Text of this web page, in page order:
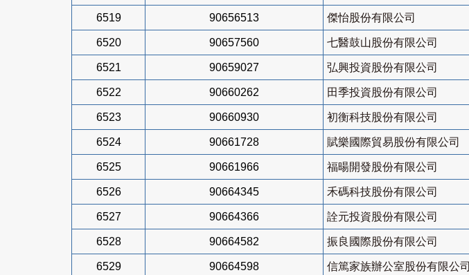
6519 90656513 傑怡股份有限公司
6520 90657560 七醫鼓山股份有限公司
6521 90659027 弘興投資股份有限公司
6522 90660262 田季投資股份有限公司
6523 90660930 初衡科技股份有限公司
6524 90661728 賦樂國際貿易股份有限公司
6525 90661966 福暘開發股份有限公司
6526 90664345 禾碼科技股份有限公司
6527 90664366 詮元投資股份有限公司
6528 90664582 振良國際股份有限公司
6529 90664598 信篤家族辦公室股份有限公司